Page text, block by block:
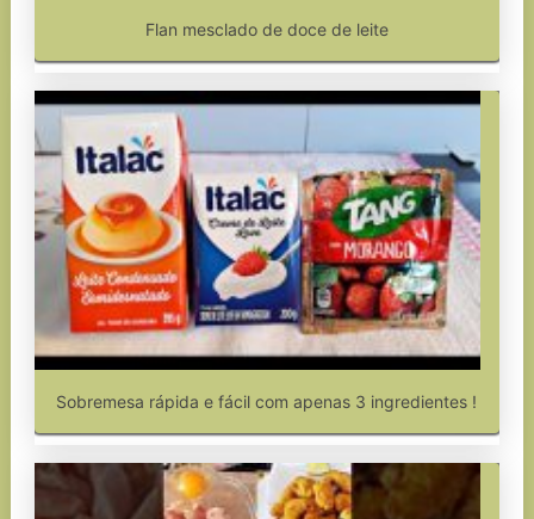
Flan mesclado de doce de leite
Sobremesa rápida e fácil com apenas 3 ingredientes !